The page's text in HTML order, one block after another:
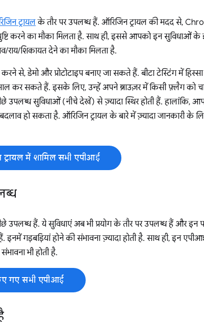
ट्रायलके तौर पर उपलब्ध हैं. ऑरिजिन ट्रायल की मदद से,
करने का मौका मिलता है. साथ ही, इससे आपको इन सुविधाओं के
शिकायत देने का मौका मिलता है.
से, डेमो और प्रोटोटाइप बनाए जा सकते हैं. बीटा टेस्टिंग में
कर सकते हैं. इसके लिए, उन्हें अपने ब्राउज़र में किसी फ़्लैग को
उपलब्ध सुविधाओं (नीचे देखें) से ज़्यादा स्थिर होती हैं. हालांकि,
हो सकता है. ऑरिजिन ट्रायल के बारे में ज़्यादा जानकारी के
में शामिल सभी एपीआई
हैं. ये सुविधाएं अब भी प्रयोग के तौर पर उपलब्ध हैं और इन
इनमें गड़बड़ियां होने की संभावना ज़्यादा होती है. साथ ही, इन
भी होती है.
गए सभी एपीआई